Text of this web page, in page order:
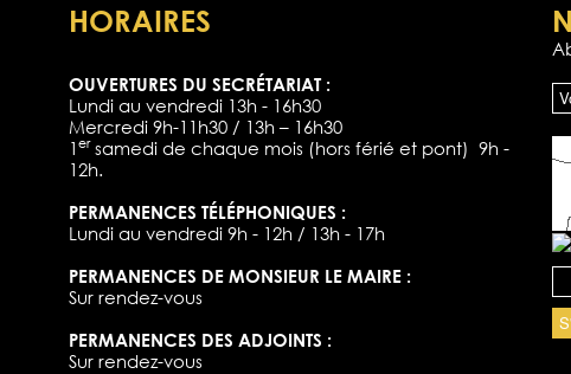
HORAIRES
OUVERTURES DU SECRÉTARIAT :
Lundi au vendredi 13h - 16h30
Mercredi 9h-11h30 / 13h – 16h30
1 ersamedi de chaque mois (hors férié et pont) 9h -
12h.
PERMANENCES TÉLÉPHONIQUES :
Lundi au vendredi 9h - 12h / 13h - 17h
PERMANENCES DE MONSIEUR LE MAIRE :
Sur rendez-vous
PERMANENCES DES ADJOINTS :
Sur rendez-vous